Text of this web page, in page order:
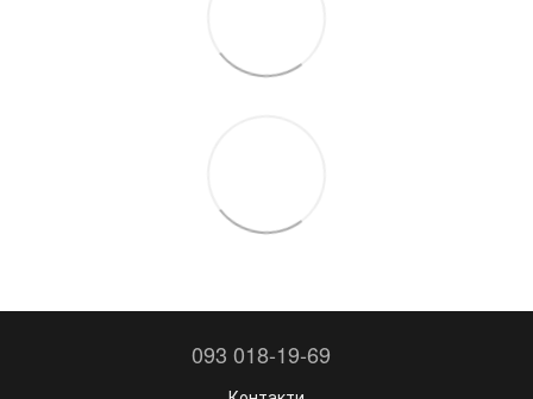
093 018-19-69